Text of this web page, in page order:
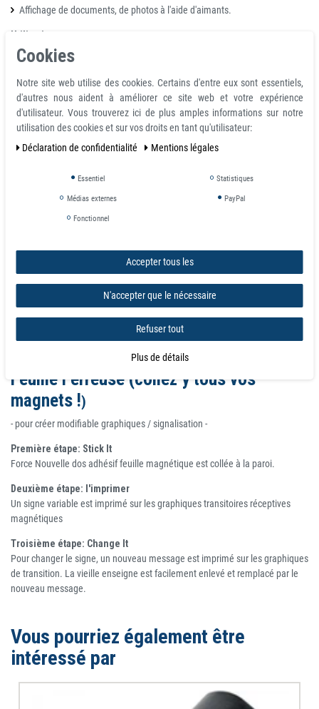
Affichage de documents, de photos à l'aide d'aimants.
Utilisations
S'utilise pour créer des espaces magnétiques effaçables à sec là où vous
Accessoires:
Aimants néodymes.
Marqueurs et porte-marqueurs.
Créer modifiable graphiques / signalisation!
Pour créer un support flexible pour la publicité que vous aurez besoin de
adhésif flexible ferreux créera une base receiptive magnétique qui recevra
votre publicité aussi souvent que nécessaire.
Feuilles Magnétique
Disponible en largeurs jusqu'à 100cm avec ou sans adhésif, ou en blanc.
Choisissez surface plane ou plusieurs stratifiés différents, y compris
plusieurs couleurs. Peut être sérigraphie UV imprimé, éco solvant ou jet
d'encre. Disponible en grande ou en taille standard rouleaux.
Feuille Ferreuse (collez y tous vos
magnets !)
- pour créer modifiable graphiques / signalisation -
Première étape: Stick It
Force Nouvelle dos adhésif feuille magnétique est collée à la paroi.
Deuxième étape: l'imprimer
Un signe variable est imprimé sur les graphiques transitoires réceptives
magnétiques
Troisième étape: Change It
Pour changer le signe, un nouveau message est imprimé sur les graphiques
de transition. La vieille enseigne est facilement enlevé et remplacé par le
nouveau message.
Vous pourriez également être
intéressé par
Cookies
Notre site web utilise des cookies. Certains d'entre eux sont essentiels,
d'autres nous aident à améliorer ce site web et votre expérience
d'utilisateur. Vous trouverez ici de plus amples informations sur notre
utilisation des cookies et sur vos droits en tant qu'utilisateur:
Déclaration de confidentialité
Mentions légales
Essentiel Statistiques
Médias externes PayPal
Fonctionnel
Accepter tous les
N'accepter que le nécessaire
Refuser tout
Plus de détails